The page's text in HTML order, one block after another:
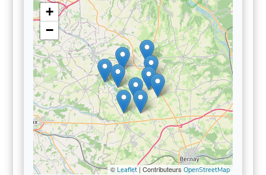
+
−
© Leaflet| Contributeurs OpenStreetMap